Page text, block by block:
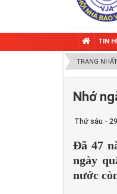
TIN
TRANG NHẤT
Nhớ
Thứ sáu -
Đã 47
ngày
nước